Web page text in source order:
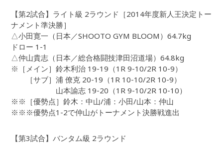
【第2試合】ライト級 2ラウンド［2014年度新人王決定トー
ナメント準決勝］
△小田寛一（日本／SHOOTO GYM BLOOM）64.7kg
ドロー 1-1
△仲山貴志（日本／総合格闘技津田沼道場）64.8kg
※［メイン］鈴木利治 19-19（1R 9-10/2R 10-9）
［サブ］浦 僚克 20-19（1R 10-10/2R 10-9）
山本諭志 19-20（1R 9-10/2R 10-10）
※※［優勢点］鈴木：中山/浦：小田/山本：仲山
※※※優勢点1-2で仲山がトーナメント決勝戦進出
【第3試合】バンタム級 2ラウンド